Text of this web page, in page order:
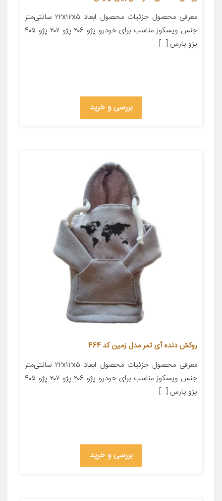
معرفی محصول جزئیات محصول ابعاد ۲۲x۱۲x۵ سانتی‌متر
جنس ویسکوز مناسب برای خودرو پژو ۲۰۶ پژو ۲۰۷ پژو ۴۰۵
پژو پارس […]
بررسی و خرید
روکش دنده آی تمر مدل زمین کد 464
معرفی محصول جزئیات محصول ابعاد ۲۲x۱۲x۵ سانتی‌متر
جنس ویسکوز مناسب برای خودرو پژو ۲۰۶ پژو ۲۰۷ پژو ۴۰۵
پژو پارس […]
بررسی و خرید